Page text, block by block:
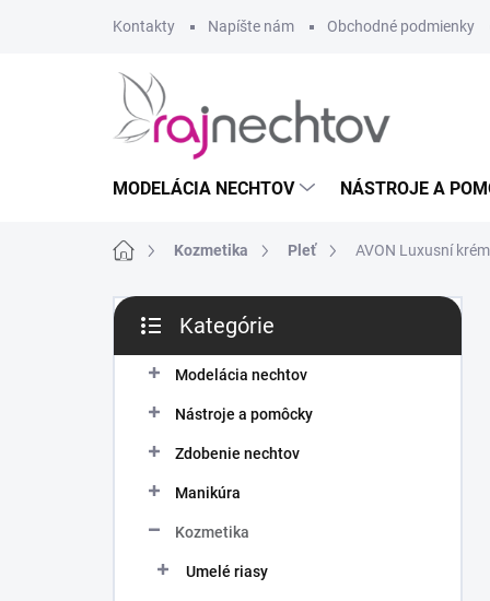
Kontakty Napíšte nám Obchodné podmienky
MODELÁCIA NECHTOV NÁSTROJE A
DomovKozmetika Pleť AVON Luxusní
B
č
kategórie
Kategórie
Modelácia nechtov
Nástroje a pomôcky
Zdobenie nechtov
Manikúra
Kozmetika
Umelé riasy